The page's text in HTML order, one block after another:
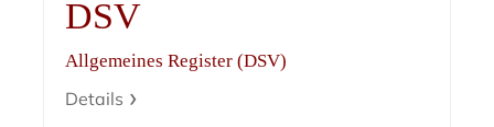
DSV
Allgemeines Register (DSV)
Details